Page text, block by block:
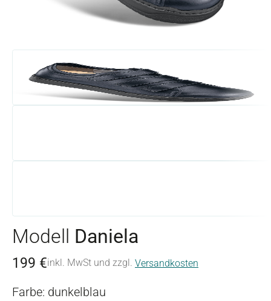
Modell Daniela
199 €inkl. MwSt und zzgl. Versandkosten
Farbe: dunkelblau